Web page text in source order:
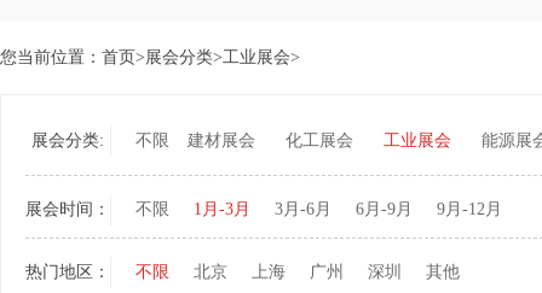
您当前位置： 首页>展会分类>工业展会>
展会分类: 不限 建材展会 化工展会 工业展会 能源展
展会时间： 不限 1月-3月 3月-6月 6月-9月 9月-12月
热门地区： 不限 北京 上海 广州 深圳 其他